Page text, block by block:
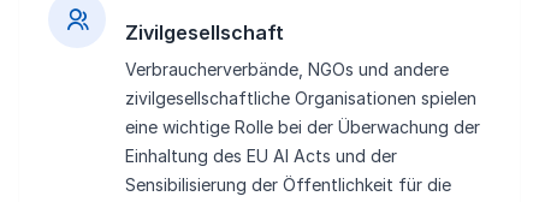
Zivilgesellschaft
Verbraucherverbände, NGOs und andere
zivilgesellschaftliche Organisationen spielen
eine wichtige Rolle bei der Überwachung der
Einhaltung des EU AI Acts und der
Sensibilisierung der Öffentlichkeit für die